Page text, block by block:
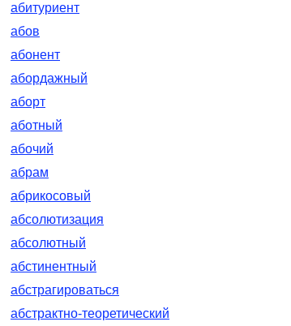
абитуриент
абов
абонент
абордажный
аборт
аботный
абочий
абрам
абрикосовый
абсолютизация
абсолютный
абстинентный
абстрагироваться
абстрактно-теоретический